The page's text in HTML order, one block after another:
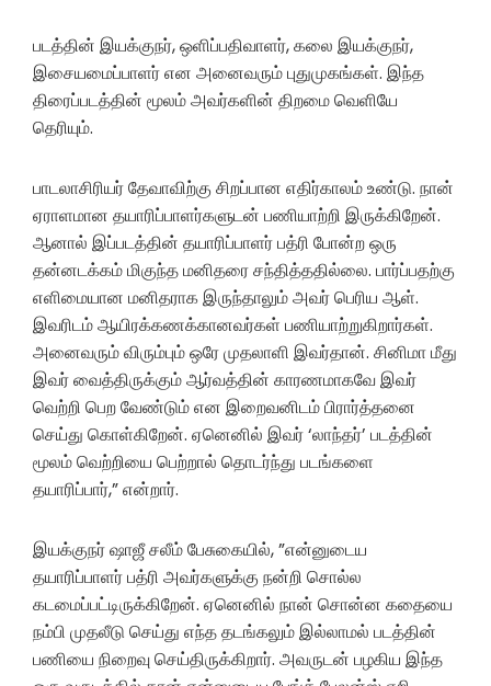
படத்தின் இயக்குநர், ஒளிப்பதிவாளர், கலை இயக்குநர்,
இசையமைப்பாளர் என அனைவரும் புதுமுகங்கள். இந்த
திரைப்படத்தின் மூலம் அவர்களின் திறமை வெளியே
தெரியும்.‌
பாடலாசிரியர் தேவாவிற்கு சிறப்பான எதிர்காலம் உண்டு. நான்
ஏராளமான தயாரிப்பாளர்களுடன் பணியாற்றி இருக்கிறேன்.
ஆனால் இப்படத்தின் தயாரிப்பாளர் பத்ரி போன்ற ஒரு
தன்னடக்கம் மிகுந்த மனிதரை சந்தித்ததில்லை.‌ பார்ப்பதற்கு
எளிமையான மனிதராக இருந்தாலும் அவர் பெரிய ஆள்.
இவரிடம் ஆயிரக்கணக்கானவர்கள் பணியாற்றுகிறார்கள்.
அனைவரும் விரும்பும் ஒரே முதலாளி இவர்தான். சினிமா மீது
இவர் வைத்திருக்கும் ஆர்வத்தின் காரணமாகவே இவர்
வெற்றி பெற வேண்டும் என இறைவனிடம் பிரார்த்தனை
செய்து கொள்கிறேன்.‌ ஏனெனில் இவர் ‘லாந்தர்’ படத்தின்
மூலம் வெற்றியை பெற்றால் தொடர்ந்து படங்களை
தயாரிப்பார்,” என்றார்.
இயக்குநர் ஷாஜீ சலீம் பேசுகையில், ”என்னுடைய
தயாரிப்பாளர் பத்ரி அவர்களுக்கு நன்றி சொல்ல
கடமைப்பட்டிருக்கிறேன்.‌ ஏனெனில் நான் சொன்ன கதையை
நம்பி முதலீடு செய்து எந்த தடங்கலும் இல்லாமல் படத்தின்
பணியை நிறைவு செய்திருக்கிறார்.‌ அவருடன் பழகிய இந்த